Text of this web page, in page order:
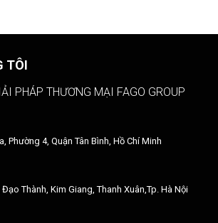
TÔI
PHÁP THƯƠNG MẠI FAGO GROUP
Phường 4, Quận Tân Bình, Hồ Chí Minh
Thành, Kim Giang, Thanh Xuân,Tp. Hà Nội